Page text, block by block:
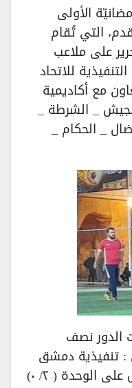
الأولى
التي تُقام
على ملاعب
للاتحاد
مع أكاديمية
_ الشرطة _
_ الحكام _
الدور نصف
: تنفيذية دمشق
على الآب تاون ( ٨/ ١) والجيش على الوحدة ( ٢/ ٠)